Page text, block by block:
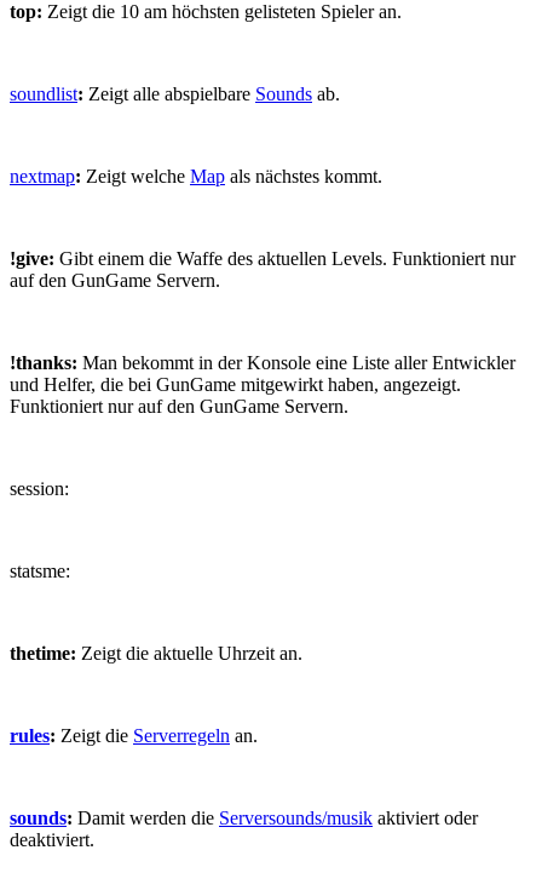
top: Zeigt die 10 am höchsten gelisteten Spieler an.
soundlist: Zeigt alle abspielbare Sounds ab.
nextmap: Zeigt welche Map als nächstes kommt.
!give: Gibt einem die Waffe des aktuellen Levels. Funktioniert nur
auf den GunGame Servern.
!thanks: Man bekommt in der Konsole eine Liste aller Entwickler
und Helfer, die bei GunGame mitgewirkt haben, angezeigt.
Funktioniert nur auf den GunGame Servern.
session:
statsme:
thetime: Zeigt die aktuelle Uhrzeit an.
rules: Zeigt die Serverregeln an.
sounds: Damit werden die Serversounds/musik aktiviert oder
deaktiviert.